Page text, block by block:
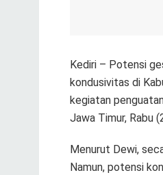
Kediri – Potensi
kondusivitas di
kegiatan
Jawa Timur, Rabu
Menurut Dewi,
Namun, potensi